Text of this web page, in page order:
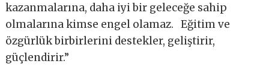
kazanmalarına, daha iyi bir geleceğe sahip
olmalarına kimse engel olamaz. Eğitim ve
özgürlük birbirlerini destekler, geliştirir,
güçlendirir.”